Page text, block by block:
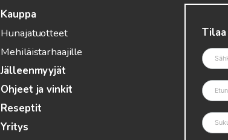
Kauppa
Hunajatuotteet
Mehiläistarhaajille
Jälleenmyyjät
Ohjeet ja vinkit
Reseptit
Yritys